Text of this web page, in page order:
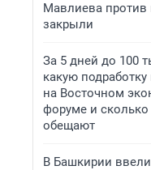
Мавлиева
закрыли
За 5 дней до 100
какую
на Восточном
форуме и сколько
обещают
В Башкирии ввели